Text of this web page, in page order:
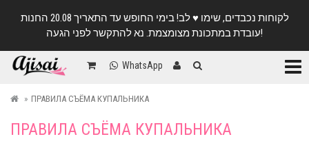
לקוחות נכבדים, שימו ♥️ לב! בימי החופש עד התאריך 20.08 החנות
עובדת במתכונת מצומצמת. נא להתקשר לפני הגעה!
WhatsApp
ПРАВИЛА СЪЁМА КУПАЛЬНИКА
ПРАВИЛА СЪЁМА КУПАЛЬНИКА